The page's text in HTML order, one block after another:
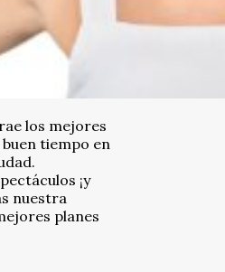
los mejores
tiempo en
¡y
nuestra
planes